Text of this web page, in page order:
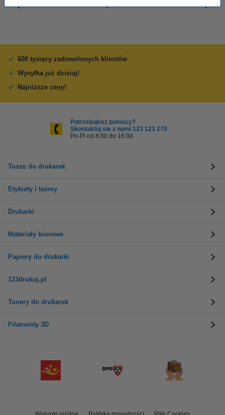
600 tysięcy zadowolonych klientów
Wysyłka już dzisiaj!
Najniższe ceny!
Potrzebujesz pomocy?
Skontaktuj się z nami 123 123 270
Pn-Pt od 8:00 do 16:00
Tusze do drukarek
Etykiety i taśmy
Drukarki
Materiały biurowe
Papiery do drukarki
123drukuj.pl
Tonery do drukarek
Filamenty 3D